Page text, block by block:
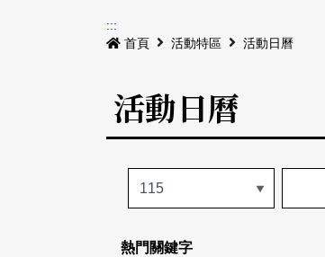
:::
首頁
活動特區 活動日曆
活動日曆
熱門關鍵字